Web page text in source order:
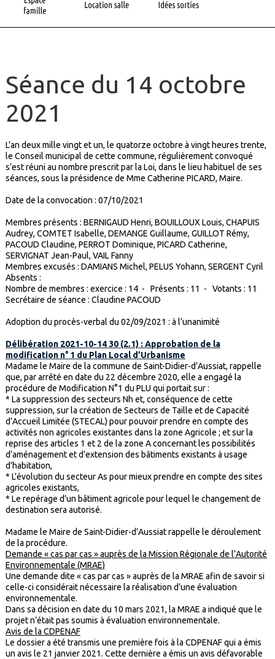
Séance du 14 octobre
2021
L’an deux mille vingt et un, le quatorze octobre à vingt heures trente,
le Conseil municipal de cette commune, régulièrement convoqué
s’est réuni au nombre prescrit par la Loi, dans le lieu habituel de ses
séances, sous la présidence de Mme Catherine PICARD, Maire.
Date de la convocation : 07/10/2021
Membres présents : BERNIGAUD Henri, BOUILLOUX Louis, CHAPUIS
Audrey, COMTET Isabelle, DEMANGE Guillaume, GUILLOT Rémy,
PACOUD Claudine, PERROT Dominique, PICARD Catherine,
SERVIGNAT Jean-Paul, VAIL Fanny
Membres excusés : DAMIANS Michel, PELUS Yohann, SERGENT Cyril
Absents :
Nombre de membres : exercice : 14 - Présents : 11 - Votants : 11
Secrétaire de séance : Claudine PACOUD
Adoption du procès-verbal du 02/09/2021 : à l’unanimité
Délibération 2021-10-14 30 (2.1) : Approbation de la
modification n° 1 du Plan Local d’Urbanisme
Madame le Maire de la commune de Saint-Didier-d’Aussiat, rappelle
que, par arrêté en date du 22 décembre 2020, elle a engagé la
procédure de Modification N°1 du PLU qui portait sur :
* La suppression des secteurs Nh et, conséquence de cette
suppression, sur la création de Secteurs de Taille et de Capacité
d’Accueil Limitée (STECAL) pour pouvoir prendre en compte des
activités non agricoles existantes dans la zone Agricole ; et sur la
reprise des articles 1 et 2 de la zone A concernant les possibilités
d’aménagement et d’extension des bâtiments existants à usage
d’habitation,
* L’évolution du secteur As pour mieux prendre en compte des sites
agricoles existants,
* Le repérage d’un bâtiment agricole pour lequel le changement de
destination sera autorisé.
Madame le Maire de Saint-Didier-d’Aussiat rappelle le déroulement
de la procédure.
Demande « cas par cas » auprès de la Mission Régionale de l’Autorité
Environnementale (MRAE)
Une demande dite « cas par cas » auprès de la MRAE afin de savoir si
celle-ci considérait nécessaire la réalisation d’une évaluation
environnementale.
Dans sa décision en date du 10 mars 2021, la MRAE a indiqué que le
projet n’était pas soumis à évaluation environnementale.
Avis de la CDPENAF
Le dossier a été transmis une première fois à la CDPENAF qui a émis
un avis le 21 janvier 2021. Cette dernière a émis un avis défavorable